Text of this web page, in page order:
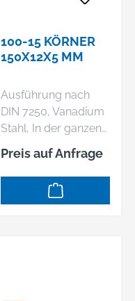
100-15 KÖRNER
150X12X5 MM
Ausführung nach
DIN 7250, Vanadium
Stahl, In der ganzen
Länge gleichmäßig
durchgehärtet und
sorgfältig
angelassen,
Preis auf Anfrage